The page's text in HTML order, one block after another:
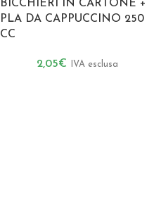
BICCHIERI IN CARTONE +
PLA DA CAPPUCCINO 250
CC
2,05€ IVA esclusa